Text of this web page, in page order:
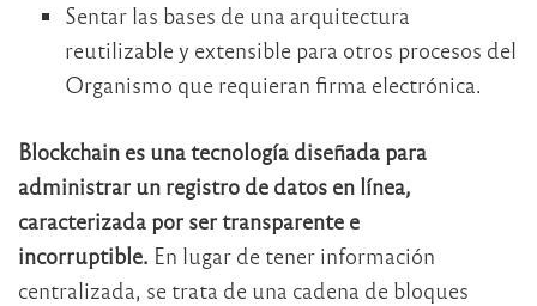
Sentar las bases de una arquitectura
reutilizable y extensible para otros procesos del
Organismo que requieran firma electrónica.
Blockchain es una tecnología diseñada para
administrar un registro de datos en línea,
caracterizada por ser transparente e
incorruptible. En lugar de tener información
centralizada, se trata de una cadena de bloques